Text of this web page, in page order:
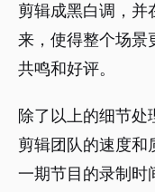
剪辑成黑白调，并
来，使得整个场景
共鸣和好评。
除了以上的细节处
剪辑团队的速度和
一期节目的录制时